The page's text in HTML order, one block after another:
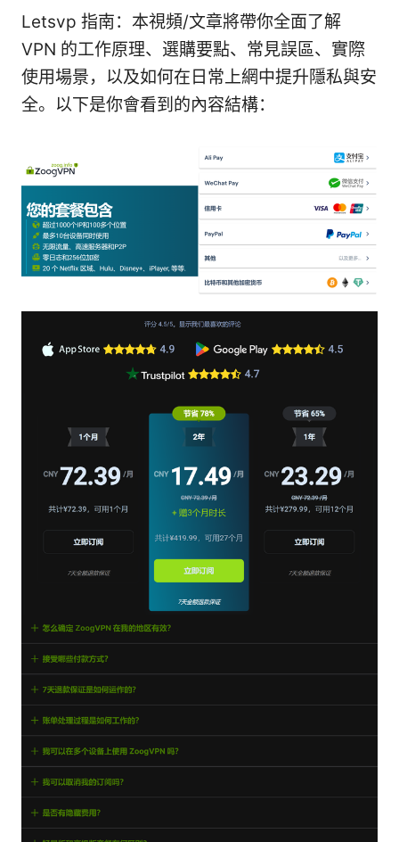
Letsvp 指南：本視頻/文章將帶你全面了解
VPN 的工作原理、選購要點、常見誤區、實際
使用場景，以及如何在日常上網中提升隱私與安
全。以下是你會看到的內容結構：